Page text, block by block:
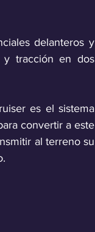
delanteros y
y tracción en dos
es el sistema
convertir a este
al terreno su